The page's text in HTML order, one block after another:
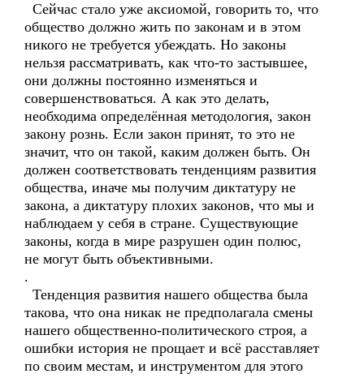
Сейчас стало уже аксиомой, говорить то, что
общество должно жить по законам и в этом
никого не требуется убеждать. Но законы
нельзя рассматривать, как что-то застывшее,
они должны постоянно изменяться и
совершенствоваться. А как это делать,
необходима определённая методология, закон
закону рознь. Если закон принят, то это не
значит, что он такой, каким должен быть. Он
должен соответствовать тенденциям развития
общества, иначе мы получим диктатуру не
закона, а диктатуру плохих законов, что мы и
наблюдаем у себя в стране. Существующие
законы, когда в мире разрушен один полюс,
не могут быть объективными.
.
Тенденция развития нашего общества была
такова, что она никак не предполагала смены
нашего общественно-политического строя, а
ошибки история не прощает и всё расставляет
по своим местам, и инструментом для этого